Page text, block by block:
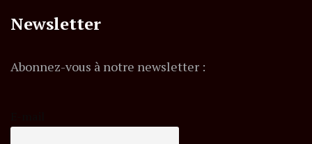
Newsletter
Abonnez-vous à notre newsletter :